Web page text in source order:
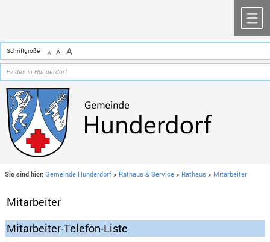
Schriftgröße A A A
Sie sind hier: Gemeinde Hunderdorf > Rathaus & Service > Rathaus > Mitarbeiter
Mitarbeiter
Mitarbeiter-Telefon-Liste